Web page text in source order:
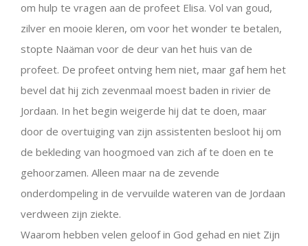
om hulp te vragen aan de profeet Elisa. Vol van goud,
zilver en mooie kleren, om voor het wonder te betalen,
stopte Naäman voor de deur van het huis van de
profeet. De profeet ontving hem niet, maar gaf hem het
bevel dat hij zich zevenmaal moest baden in rivier de
Jordaan. In het begin weigerde hij dat te doen, maar
door de overtuiging van zijn assistenten besloot hij om
de bekleding van hoogmoed van zich af te doen en te
gehoorzamen. Alleen maar na de zevende
onderdompeling in de vervuilde wateren van de Jordaan
verdween zijn ziekte.
Waarom hebben velen geloof in God gehad en niet Zijn